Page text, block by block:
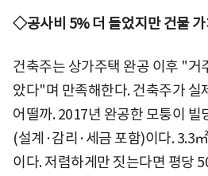
◇공사비 5% 더 들었지만 건물 가
건축주는 상가주택 완공 이후 "거
았다"며 만족해한다. 건축주가 실
어떨까. 2017년 완공한 모퉁이 빌
(설계·감리·세금 포함)이다. 3.3
이다. 저렴하게만 짓는다면 평당